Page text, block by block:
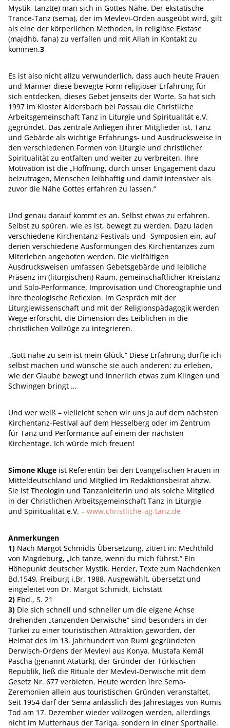
Mystik, tanzt(e) man sich in Gottes Nähe. Der ekstatische
Trance-Tanz (sema), der im Mevlevi-Orden ausgeübt wird, gilt
als eine der körperlichen Methoden, in religiöse Ekstase
(majdhb, fana) zu verfallen und mit Allah in Kontakt zu
kommen.3
Es ist also nicht allzu verwunderlich, dass auch heute Frauen
und Männer diese bewegte Form religiöser Erfahrung für
sich entdecken, dieses Gebet jenseits der Worte. So hat sich
1997 im Kloster Aldersbach bei Passau die Christliche
Arbeitsgemeinschaft Tanz in Liturgie und Spiritualität e.V.
gegründet. Das zentrale Anliegen ihrer Mitglieder ist, Tanz
und Gebärde als wichtige Erfahrungs- und Ausdrucksweise in
den verschiedenen Formen von Liturgie und christlicher
Spiritualität zu entfalten und weiter zu verbreiten. Ihre
Motivation ist die „Hoffnung, durch unser Engagement dazu
beizutragen, Menschen leibhaftig und damit intensiver als
zuvor die Nähe Gottes erfahren zu lassen.“
Und genau darauf kommt es an. Selbst etwas zu erfahren.
Selbst zu spüren, wie es ist, bewegt zu werden. Dazu laden
verschiedene Kirchentanz-Festivals und -Symposien ein, auf
denen verschiedene Ausformungen des Kirchentanzes zum
Miterleben angeboten werden. Die vielfältigen
Ausdrucksweisen umfassen Gebetsgebärde und leibliche
Präsenz im (liturgischen) Raum, gemeinschaftlicher Kreistanz
und Solo-Performance, Improvisation und Choreographie und
ihre theologische Reflexion. Im Gespräch mit der
Liturgiewissenschaft und mit der Religionspädagogik werden
Wege erforscht, die Dimension des Leiblichen in die
christlichen Vollzüge zu integrieren.
„Gott nahe zu sein ist mein Glück.“ Diese Erfahrung durfte ich
selbst machen und wünsche sie auch anderen: zu erleben,
wie der Glaube bewegt und innerlich etwas zum Klingen und
Schwingen bringt …
Und wer weiß – vielleicht sehen wir uns ja auf dem nächsten
Kirchentanz-Festival auf dem Hesselberg oder im Zentrum
für Tanz und Performance auf einem der nächsten
Kirchentage. Ich würde mich freuen!
Simone Kluge ist Referentin bei den Evangelischen Frauen in
Mitteldeutschland und Mitglied im Redaktionsbeirat ahzw.
Sie ist Theologin und Tanzanleiterin und als solche Mitglied
in der Christlichen Arbeitsgemeinschaft Tanz in Liturgie
und Spiritualität e.V. – www.christliche-ag-tanz.de
Anmerkungen
1) Nach Margot Schmidts Übersetzung, zitiert in: Mechthild
von Magdeburg, „Ich tanze, wenn du mich führst.“ Ein
Höhepunkt deutscher Mystik, Herder, Texte zum Nachdenken
Bd.1549, Freiburg i.Br. 1988. Ausgewählt, übersetzt und
eingeleitet von Dr. Margot Schmidt, Eichstätt
2) Ebd., S. 21
3) Die sich schnell und schneller um die eigene Achse
drehenden „tanzenden Derwische“ sind besonders in der
Türkei zu einer touristischen Attraktion geworden, der
Heimat des im 13. Jahrhundert von Rumi gegründeten
Derwisch-Ordens der Mevlevi aus Konya. Mustafa Kemâl
Pascha (genannt Atatürk), der Gründer der Türkischen
Republik, ließ die Rituale der Mevlevi-Derwische mit dem
Gesetz Nr. 677 verbieten. Heute werden ihre Sema-
Zeremonien allein aus touristischen Gründen veranstaltet.
Seit 1954 darf der Sema anlässlich des Jahrestages von Rumis
Tod am 17. Dezember wieder vollzogen werden, allerdings
nicht im Mutterhaus der Tariqa, sondern in einer Sporthalle.